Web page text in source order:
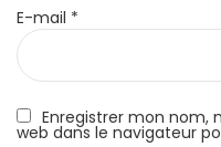
Enregistrer mon nom,
web dans le navigateur
E-mail *